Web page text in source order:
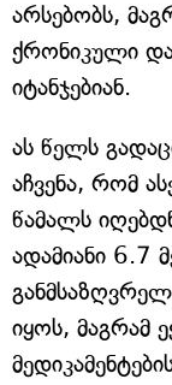
არსებობს,
ქრონიკული
იტანჯებიან.
ას წელს
აჩვენა, რომ
წამალს
ადამიანი 6.7
იყოს, მაგრამ